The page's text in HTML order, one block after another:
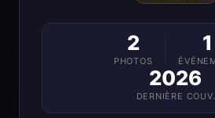
2
PHOTOS
1
2026
DERNIÈRE COUV.